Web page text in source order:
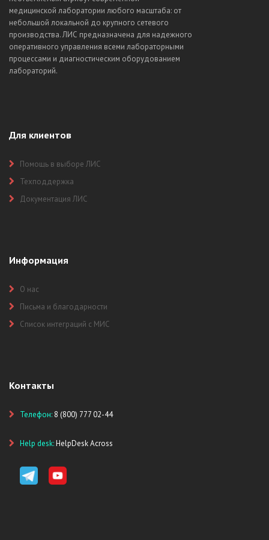
медицинской лаборатории любого масштаба: от
небольшой локальной до крупного сетевого
производства. ЛИС предназначена для надежного
оперативного управления всеми лабораторными
процессами и диагностическим оборудованием
лабораторий.
Для клиентов
Помощь в выборе ЛИС
Техподдержка
Документация ЛИС
Информация
О нас
Письма и благодарности
Список интеграций с МИС
Контакты
Телефон: 8 (800) 777 02-44
Help desk:HelpDesk Across